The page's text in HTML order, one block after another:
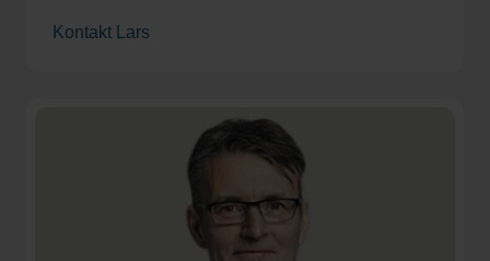
Kontakt Lars